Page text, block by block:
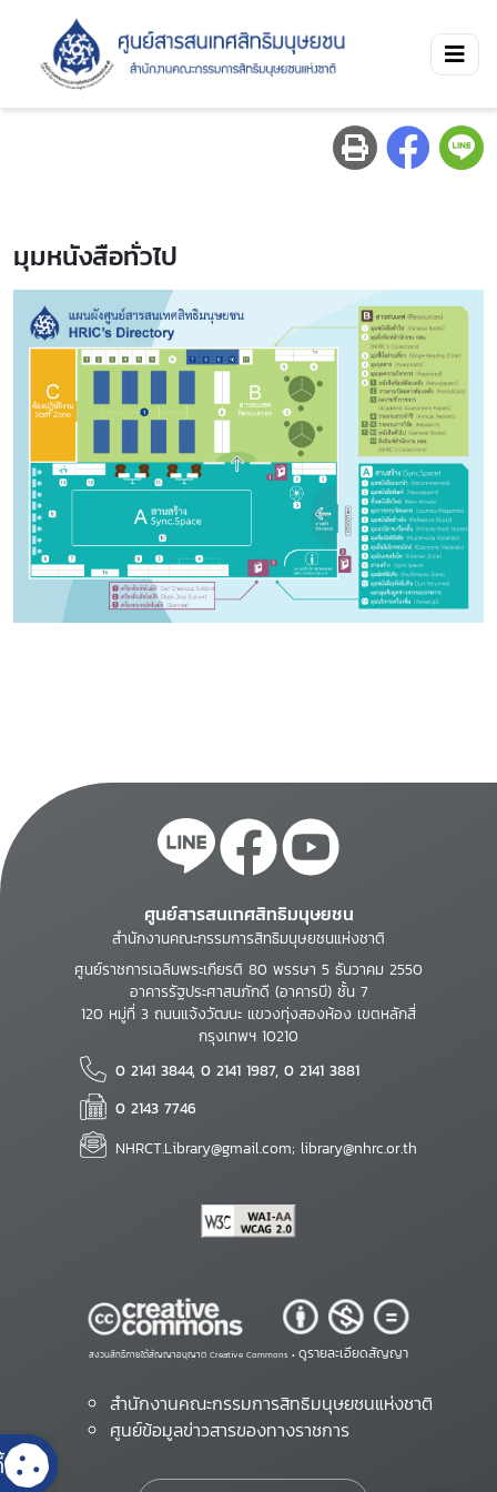
มุมหนังสือทั่วไป
ศูนย์สารสนเทศสิทธิมนุษยชน
สำนักงานคณะกรรมการสิทธิมนุษยชนแห่งชาติ
ศูนย์ราชการเฉลิมพระเกียรติ 80 พรรษา 5 ธันวาคม 2550
อาคารรัฐประศาสนภักดี (อาคารบี) ชั้น 7
120 หมู่ที่ 3 ถนนแจ้งวัฒนะ แขวงทุ่งสองห้อง เขตหลักสี่
กรุงเทพฯ 10210
0 2141 3844, 0 2141 1987, 0 2141 3881
0 2143 7746
NHRCT.Library@gmail.com; library@nhrc.or.th
สงวนสิทธิ์ภายใต้สัญญาอนุญาต Creative Commons • ดูรายละเอียดสัญญา
สำนักงานคณะกรรมการสิทธิมนุษยชนแห่งชาติ
ศูนย์ข้อมูลข่าวสารของทางราชการ